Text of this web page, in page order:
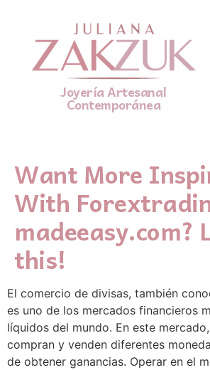
Joyería Artesanal
Contemporánea
Want More
With
madeeasy.com?
this!
El comercio de divisas, también
es uno de los mercados financieros
líquidos del mundo. En este
compran y venden diferentes
de obtener ganancias. Operar en el